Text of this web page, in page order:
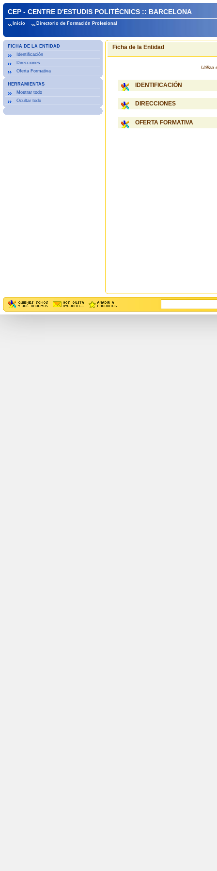
CEP - CENTRE D'ESTUDIS POLITÈCNICS :: BARCELONA
Inicio Directorio de Formación Profesional
FICHA DE LA ENTIDAD
Identificación
Direcciones
Oferta Formativa
HERRAMIENTAS
Mostrar todo
Ocultar todo
Ficha de la Entidad
Utiliza
IDENTIFICACIÓN
DIRECCIONES
OFERTA FORMATIVA